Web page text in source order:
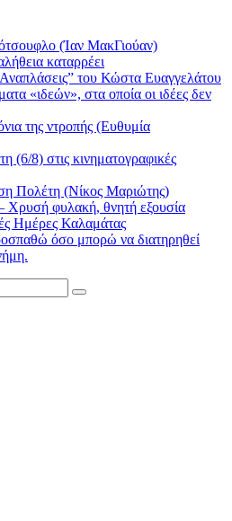
(Ίαν ΜακΓιούαν)
καταρρέει
του Κώστα Ευαγγελάτου
«ιδεών», στα οποία οι ιδέες δεν
της ντροπής (Ευθυμία
(6/8) στις κινηματογραφικές
Πολέτη (Νίκος Μαριώτης)
Χρυσή φυλακή, θνητή εξουσία
Ημέρες Καλαμάτας
όσο μπορώ να διατηρηθεί